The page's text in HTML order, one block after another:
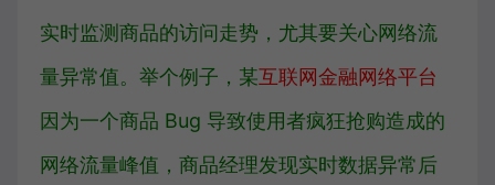
实时监测商品的访问走势，尤其要关心网络流
量异常值。举个例子，某互联网金融网络平台
因为一个商品 Bug 导致使用者疯狂抢购造成的
网络流量峰值，商品经理发现实时数据异常后